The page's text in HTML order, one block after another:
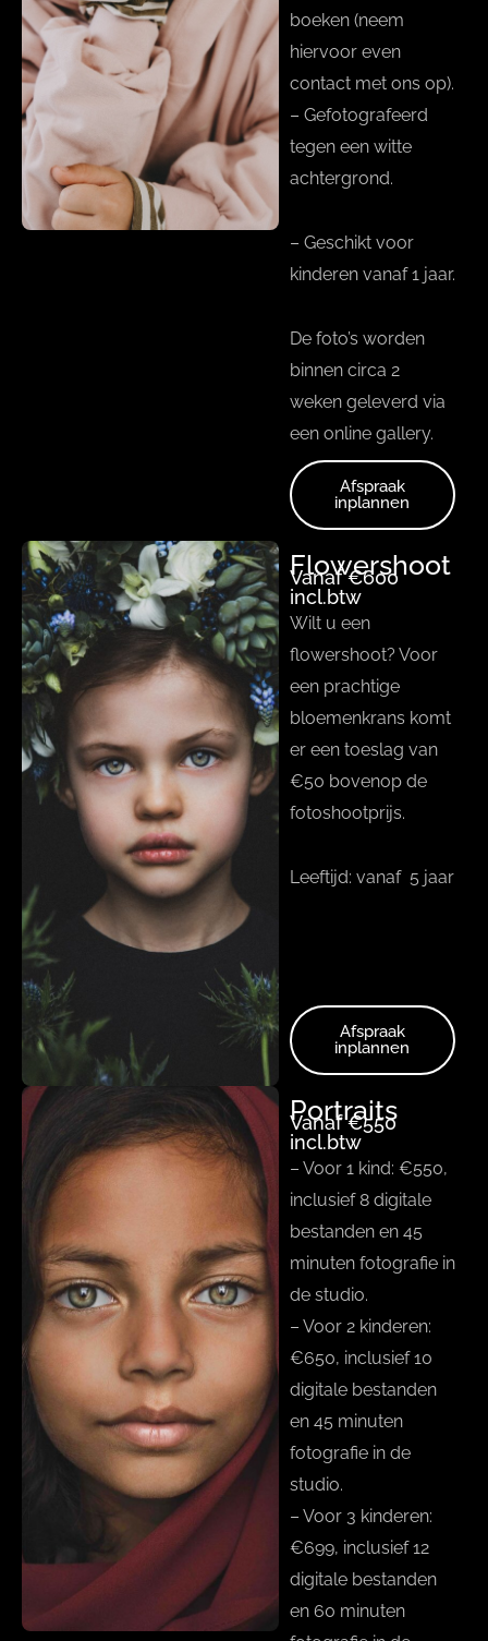
boeken (neem
hiervoor even
contact met ons op).
– Gefotografeerd
tegen een witte
achtergrond.
– Geschikt voor
kinderen vanaf 1 jaar.
De foto’s worden
binnen circa 2
weken geleverd via
een online gallery.
Afspraak
inplannen
Flowershoot
Vanaf €600
incl.btw
Wilt u een
flowershoot? Voor
een prachtige
bloemenkrans komt
er een toeslag van
€50 bovenop de
fotoshootprijs.
Leeftijd: vanaf 5 jaar
Afspraak
inplannen
Portraits
Vanaf €550
incl.btw
– Voor 1 kind: €550,
inclusief 8 digitale
bestanden en 45
minuten fotografie in
de studio.
– Voor 2 kinderen:
€650, inclusief 10
digitale bestanden
en 45 minuten
fotografie in de
studio.
– Voor 3 kinderen:
€699, inclusief 12
digitale bestanden
en 60 minuten